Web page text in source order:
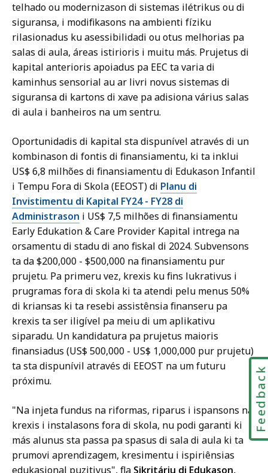
telhado ou modernizason di sistemas ilétrikus ou di
siguransa, i modifikasons na ambienti fíziku
rilasionadus ku asessibilidadi ou otus melhorias pa
salas di aula, áreas istirioris i muitu más. Prujetus di
kapital anterioris apoiadus pa EEC ta varia di
kaminhus sensorial au ar livri novus sistemas di
siguransa di kartons di xave pa adisiona várius salas
di aula i banheiros na um sentru.
Oportunidadis di kapital sta dispunível através di un
kombinason di fontis di finansiamentu, ki ta inklui
US$ 6,8 milhões di finansiamentu di Edukason Infantil
i Tempu Fora di Skola (EEOST) di Planu di
Invistimentu di Kapital FY24 - FY28 di
Administrason i US$ 7,5 milhões di finansiamentu
Early Edukation & Care Provider Kapital intrega na
orsamentu di stadu di ano fiskal di 2024. Subvensons
ta da $200,000 - $500,000 na finansiamentu pur
prujetu. Pa primeru vez, krexis ku fins lukrativus i
prugramas fora di skola ki ta atendi pelu menus 50%
di kriansas ki ta resebi assistênsia finanseru pa
krexis ta ser iligível pa meiu di um aplikativu
siparadu. Un kandidatura pa prujetus maioris
finansiadus (US$ 500,000 - US$ 1,000,000 pur prujetu)
ta sta dispunívil através di EEOST na um futuru
próximu.
"Na injeta fundus na riformas, riparus i ispansons na
krexis i instalasons fora di skola, nu podi garanti ki
más alunus sta passa pa spasus di sala di aula ki ta
prumovi aprendizagem, kresimentu i ispiriênsias
edukasional puzitivus", fla Sikritáriu di Edukason,
Feedback